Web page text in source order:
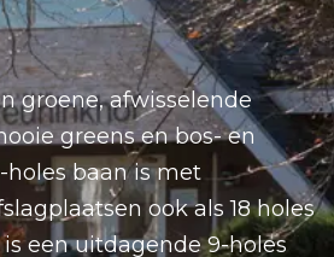
groene, afwisselende
greens en bos- en
holes baan is met
ook als 18 holes
is een uitdagende 9-holes